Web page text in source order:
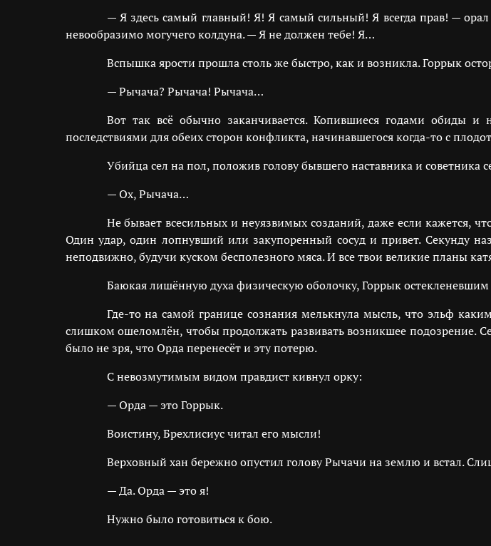
— Я здесь самый главный! Я! Я самый сильный! Я всегда прав! —
невообразимо могучего колдуна. — Я не должен тебе! Я…
Вспышка ярости прошла столь же быстро, как и возникла. Горрык
— Рычача? Рычача! Рычача…
Вот так всё обычно заканчивается. Копившиеся годами обиды
последствиями для обеих сторон конфликта, начинавшегося когда-то с
Убийца сел на пол, положив голову бывшего наставника и советника
— Ох, Рычача…
Не бывает всесильных и неуязвимых созданий, даже если кажется,
Один удар, один лопнувший или закупоренный сосуд и привет. Секунду
неподвижно, будучи куском бесполезного мяса. И все твои великие планы
Баюкая лишённую духа физическую оболочку, Горрык
Где-то на самой границе сознания мелькнула мысль, что эльф
слишком ошеломлён, чтобы продолжать развивать возникшее подозрение.
было не зря, что Орда перенесёт и эту потерю.
С невозмутимым видом правдист кивнул орку:
— Орда — это Горрык.
Воистину, Брехлисиус читал его мысли!
Верховный хан бережно опустил голову Рычачи на землю и встал.
— Да. Орда — это я!
Нужно было готовиться к бою.